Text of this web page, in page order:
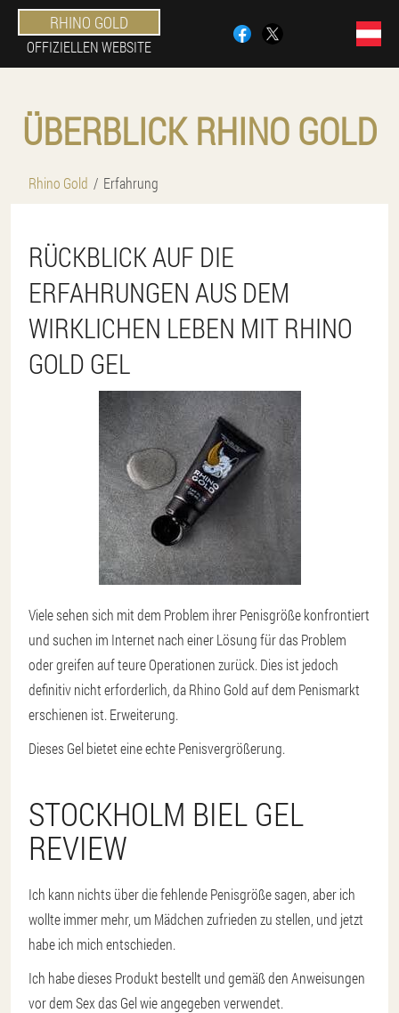
RHINO GOLD
OFFIZIELLEN WEBSITE
ÜBERBLICK RHINO GOLD
Rhino Gold Erfahrung
RÜCKBLICK AUF DIE
ERFAHRUNGEN AUS DEM
WIRKLICHEN LEBEN MIT RHINO
GOLD GEL
Viele sehen sich mit dem Problem ihrer Penisgröße konfrontiert
und suchen im Internet nach einer Lösung für das Problem
oder greifen auf teure Operationen zurück. Dies ist jedoch
definitiv nicht erforderlich, da Rhino Gold auf dem Penismarkt
erschienen ist. Erweiterung.
Dieses Gel bietet eine echte Penisvergrößerung.
STOCKHOLM BIEL GEL
REVIEW
Ich kann nichts über die fehlende Penisgröße sagen, aber ich
wollte immer mehr, um Mädchen zufrieden zu stellen, und jetzt
habe ich mich entschieden.
Ich habe dieses Produkt bestellt und gemäß den Anweisungen
vor dem Sex das Gel wie angegeben verwendet.